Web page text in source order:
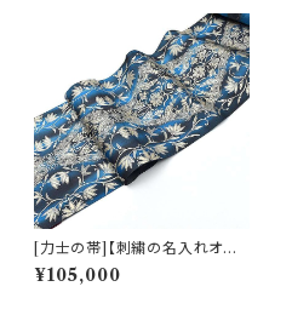
[力士の帯]【刺繍の名入れオプ
ション有】博多帯 名門 筑前織物
謹製 行雪流水 正絹 日本製 力
¥105,000